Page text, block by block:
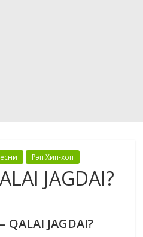
Рэп Хип-хоп
JAGDAI?
JAGDAI?